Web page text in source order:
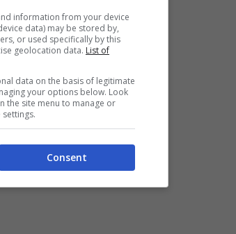
information from your device
data) may be stored by,
or used specifically by this
geolocation data. List of
data on the basis of legitimate
your options below. Look
the site menu to manage or
Consent